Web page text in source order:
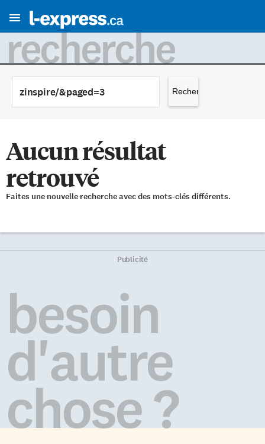
recherche
Aucun résultat
retrouvé
Faites une nouvelle recherche avec des mots-clés différents.
Publicité
besoin
d'autre
chose ?